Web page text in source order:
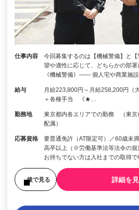
仕事内容
今回募集するのは【機械警備】と
望や適性に応じて、どちらかの部
《機械警備》―― 個人宅や商業施
給与
月給223,800円～月給258,200円（
＋各種手当 《★…
勤務地
東京都内各エリアでの勤務 （東京
配属）
応募資格
要普通免許（AT限定可）／60歳未
高卒以上（※労働基準法等法令の
お持ちでない方は入社までの取得で
後で見る 詳細を